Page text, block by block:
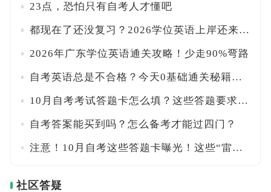
23点，恐怕只有自考人才懂吧
都现在了还没复习？2026学位英语上岸还来得及吗？
2026年广东学位英语通关攻略！少走90%弯路
自考英语总是不合格？今天0基础通关秘籍帮你过线！
10月自考考试答题卡怎么填？这些答题要求一定要注意！
自考答案能买到吗？怎么备考才能过四门？
注意！10月自考这些答题卡曝光！这些“雷区”千万别踩
社区答疑